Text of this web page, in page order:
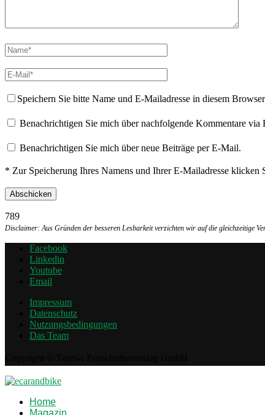
Speichern Sie bitte Name und E-Mailadresse in diesem
Benachrichtigen Sie mich über nachfolgende Kommentare via
Benachrichtigen Sie mich über neue Beiträge per E-Mail.
* Zur Speicherung Ihres Namens und Ihrer E-Mailadresse
789
Disclaimer: Aus Gründen der besseren Lesbarkeit verzichten wir auf die gleichzeitige
Facebook
Linkedin
Youtube
Email
Impressum
Datenschutz
Nutzungsbedingungen
Das Team
Home
Magazin